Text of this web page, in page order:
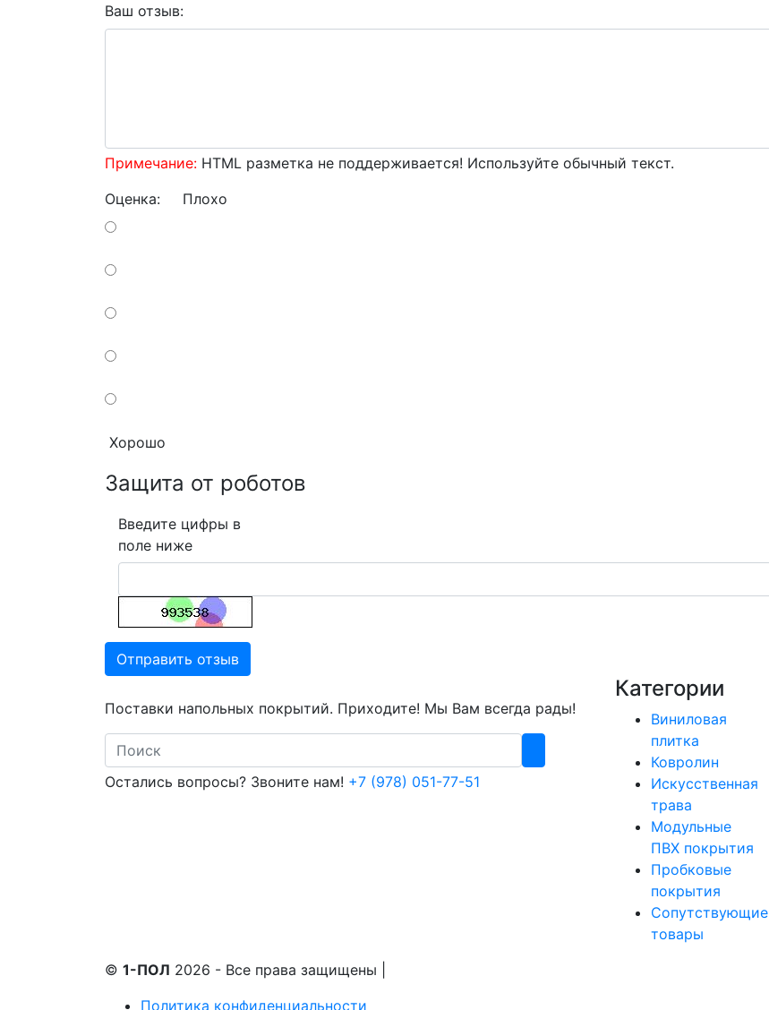
Ваш отзыв:
Примечание: HTML разметка не поддерживается! Используйте обычный текст.
Оценка: Плохо
Хорошо
Защита от роботов
Введите цифры в
поле ниже
Отправить отзыв
Поставки напольных покрытий. Приходите! Мы Вам всегда рады!
Search
Остались вопросы? Звоните нам! +7 (978) 051-77-51
Категории
Виниловая
плитка
Ковролин
Искусственная
трава
Модульные
ПВХ покрытия
Пробковые
покрытия
Сопутствующие
товары
© 1-ПОЛ 2026 - Все права защищены
Политика конфиденциальности